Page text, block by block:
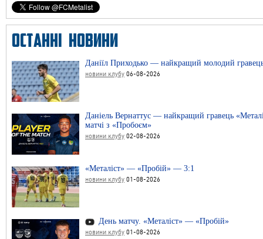
ОСТАННІ НОВИНИ
Даніїл Приходько — найкращий молодий
новини клубу 06-08-2026
Даніель Вернаттус — найкращий гравець
матчі з «Пробоєм»
новини клубу 02-08-2026
«Металіст» — «Пробій» — 3:1
новини клубу 01-08-2026
День матчу. «Металіст» — «Пробій»
новини клубу 01-08-2026